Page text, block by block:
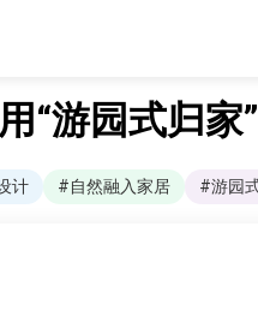
“游园式归
计 #自然融入家居 #游园